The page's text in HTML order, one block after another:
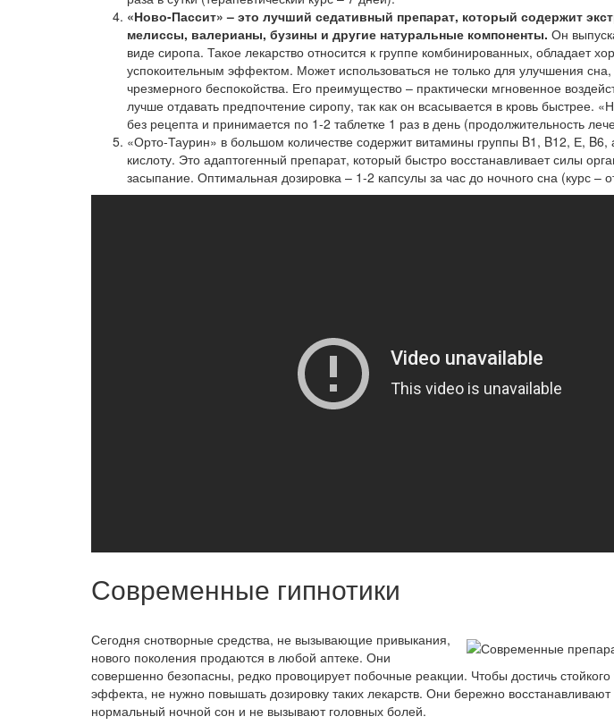
«Ново-Пассит» – это лучший седативный препарат, который содержит
мелиссы, валерианы, бузины и другие натуральные компоненты. Он
виде сиропа. Такое лекарство относится к группе комбинированных, обладает
успокоительным эффектом. Может использоваться не только для улучшения
чрезмерного беспокойства. Его преимущество – практически мгновенное
лучше отдавать предпочтение сиропу, так как он всасывается в кровь быстрее.
без рецепта и принимается по 1-2 таблетке 1 раз в день (продолжительность
«Орто-Таурин» в большом количестве содержит витамины группы B1, B12, Е,
кислоту. Это адаптогенный препарат, который быстро восстанавливает силы
засыпание. Оптимальная дозировка – 1-2 капсулы за час до ночного сна (курс –
Современные гипнотики
Сегодня снотворные средства, не вызывающие привыкания,
нового поколения продаются в любой аптеке. Они
совершенно безопасны, редко провоцирует побочные реакции. Чтобы достичь стойкого
эффекта, не нужно повышать дозировку таких лекарств. Они бережно
нормальный ночной сон и не вызывают головных болей.